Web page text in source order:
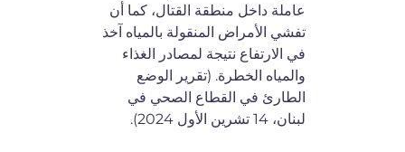
عاملة داخل منطقة القتال، كما أن
تفشي الأمراض المنقولة بالمياه آخذ
في الارتفاع نتيجة لمصادر الغذاء
والمياه الخطرة. (تقرير الوضع
الطارئ في القطاع الصحي في
لبنان، 14 تشرين الأول 2024).